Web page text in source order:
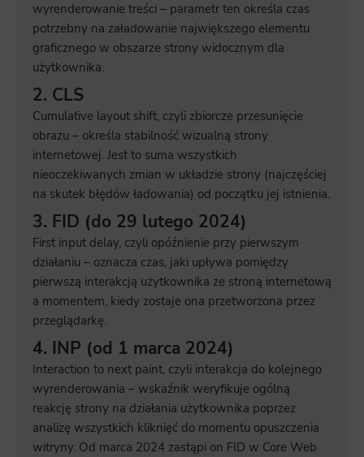
wyrenderowanie treści – parametr ten określa czas
potrzebny na załadowanie największego elementu
graficznego w obszarze strony widocznym dla
użytkownika.
2. CLS
Cumulative layout shift, czyli zbiorcze przesunięcie
obrazu – określa stabilność wizualną strony
internetowej. Jest to suma wszystkich
nieoczekiwanych zmian w układzie strony (najczęściej
na skutek błędów ładowania) od początku jej istnienia.
3. FID (do 29 lutego 2024)
First input delay, czyli opóźnienie przy pierwszym
działaniu – oznacza czas, jaki upływa pomiędzy
pierwszą interakcją użytkownika ze stroną internetową
a momentem, kiedy zostaje ona przetworzona przez
przeglądarkę.
4. INP (od 1 marca 2024)
Interaction to next paint, czyli interakcja do kolejnego
wyrenderowania – wskaźnik weryfikuje ogólną
reakcję strony na działania użytkownika poprzez
analizę wszystkich kliknięć do momentu opuszczenia
witryny. Od marca 2024 zastąpi on FID w Core Web